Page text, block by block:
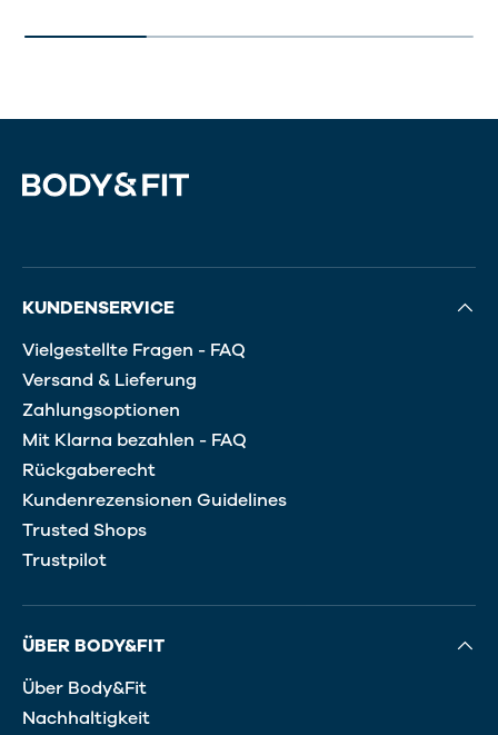
KUNDENSERVICE
Vielgestellte Fragen - FAQ
Versand & Lieferung
Zahlungsoptionen
Mit Klarna bezahlen - FAQ
Rückgaberecht
Kundenrezensionen Guidelines
Trusted Shops
Trustpilot
ÜBER BODY&FIT
Über Body&Fit
Nachhaltigkeit